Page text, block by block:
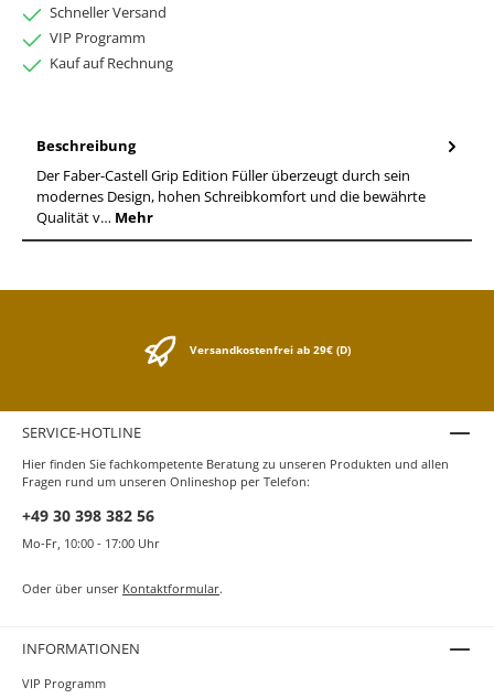
Schneller Versand
VIP Programm
Kauf auf Rechnung
Beschreibung
Der Faber-Castell Grip Edition Füller überzeugt durch sein
modernes Design, hohen Schreibkomfort und die bewährte
Qualität v… Mehr
Versandkostenfrei ab 29€ (D)
SERVICE-HOTLINE
Hier finden Sie fachkompetente Beratung zu unseren Produkten und allen
Fragen rund um unseren Onlineshop per Telefon:
+49 30 398 382 56
Mo-Fr, 10:00 - 17:00 Uhr
Oder über unser Kontaktformular.
INFORMATIONEN
VIP Programm